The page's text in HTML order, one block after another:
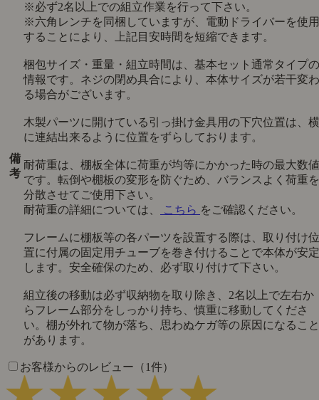
備
考
※必ず2名以上での組立作業を行って下さい。
※六角レンチを同梱していますが、電動ドライバーを使用
することにより、上記目安時間を短縮できます。
梱包サイズ・重量・組立時間は、基本セット通常タイプの
情報です。ネジの閉め具合により、本体サイズが若干変わ
る場合がございます。
木製パーツに開けている引っ掛け金具用の下穴位置は、横
に連結出来るように位置をずらしております。
耐荷重は、棚板全体に荷重が均等にかかった時の最大数値
です。転倒や棚板の変形を防ぐため、バランスよく荷重を
分散させてご使用下さい。
耐荷重の詳細については、
こちら をご確認ください。
フレームに棚板等の各パーツを設置する際は、取り付け位
置に付属の固定用チューブを巻き付けることで本体が安定
します。安全確保のため、必ず取り付けて下さい。
組立後の移動は必ず収納物を取り除き、2名以上で左右か
らフレーム部分をしっかり持ち、慎重に移動してくださ
い。棚が外れて物が落ち、思わぬケガ等の原因になること
があります。
お客様からのレビュー（1件）